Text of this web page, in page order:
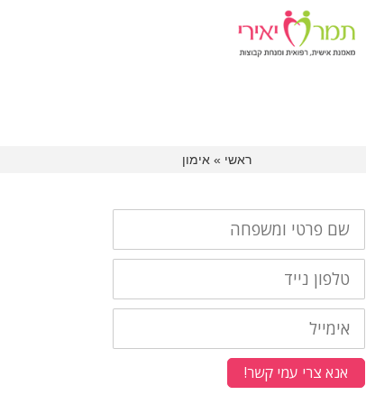
ראשי » אימון
שם
פרטי
ומשפחה
טלפון
נייד
אימייל
אנא צרי עמי קשר!